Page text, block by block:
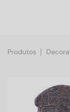
Produtos